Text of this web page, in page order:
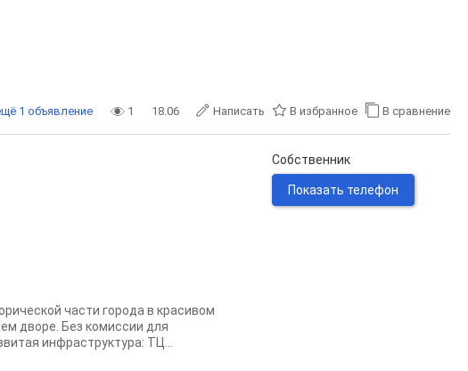
1 18.06 Написать В избранное В сравнение
1 объявление
части города в красивом
дворе. Без комиссии для
инфраструктура: ТЦ...
Собственник
Показать телефон